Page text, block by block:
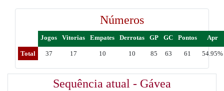
Números
Jogos Vitorias Empates Derrotas GP GC Pontos Apr
Total 37 17 10 10 85 63 61 54.95%
Sequência atual - Gávea